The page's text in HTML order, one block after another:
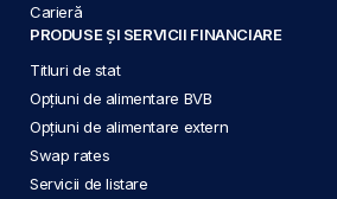
Carieră
PRODUSE ȘI SERVICII FINANCIARE
Titluri de stat
Opțiuni de alimentare BVB
Opțiuni de alimentare extern
Swap rates
Servicii de listare